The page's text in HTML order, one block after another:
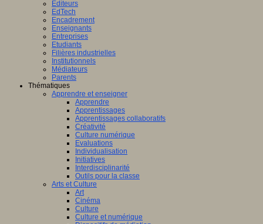
Editeurs
EdTech
Encadrement
Enseignants
Entreprises
Etudiants
Filières industrielles
Institutionnels
Médiateurs
Parents
Thématiques
Apprendre et enseigner
Apprendre
Apprentissages
Apprentissages collaboratifs
Créativité
Culture numérique
Evaluations
Individualisation
Initiatives
Interdisciplinarité
Outils pour la classe
Arts et Culture
Art
Cinéma
Culture
Culture et numérique